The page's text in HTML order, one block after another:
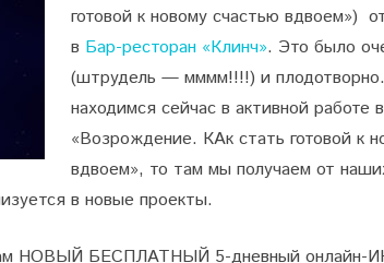
р
готовой к новому счастью вдвоем»)
в Бар-ресторан «Клинч». Это было
(штрудель — мммм!!!!) и
находимся сейчас в активной работе
«Возрождение. КАк стать готовой к
вдвоем», то там мы получаем от
в новые проекты.
НОВЫЙ БЕСПЛАТНЫЙ 5-дневный онлайн-